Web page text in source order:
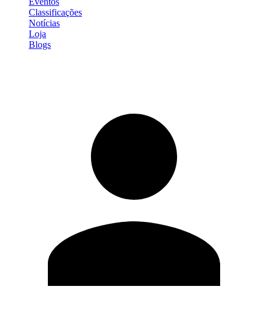
Classificações
Notícias
Loja
Blogs